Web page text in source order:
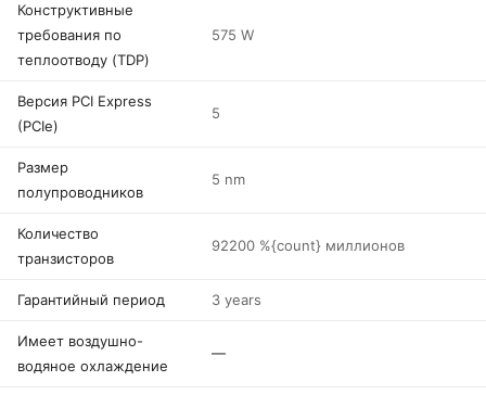
Конструктивные
требования по
теплоотводу (TDP)
575 W
Версия PCI Express
(PCIe)
5
Размер
полупроводников
5 nm
Количество
транзисторов
92200 %{count} миллионов
Гарантийный период 3 years
Имеет воздушно-
водяное охлаждение
—